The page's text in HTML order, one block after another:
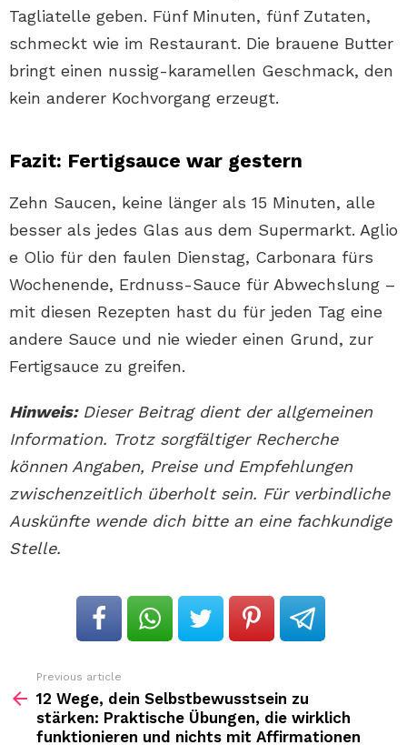
Tagliatelle geben. Fünf Minuten, fünf Zutaten,
schmeckt wie im Restaurant. Die brauene Butter
bringt einen nussig-karamellen Geschmack, den
kein anderer Kochvorgang erzeugt.
Fazit: Fertigsauce war gestern
Zehn Saucen, keine länger als 15 Minuten, alle
besser als jedes Glas aus dem Supermarkt. Aglio
e Olio für den faulen Dienstag, Carbonara fürs
Wochenende, Erdnuss-Sauce für Abwechslung –
mit diesen Rezepten hast du für jeden Tag eine
andere Sauce und nie wieder einen Grund, zur
Fertigsauce zu greifen.
Hinweis:Dieser Beitrag dient der allgemeinen
Information. Trotz sorgfältiger Recherche
können Angaben, Preise und Empfehlungen
zwischenzeitlich überholt sein. Für verbindliche
Auskünfte wende dich bitte an eine fachkundige
Stelle.
more
Previous article
12 Wege, dein Selbstbewusstsein zu
stärken: Praktische Übungen, die wirklich
funktionieren und nichts mit Affirmationen